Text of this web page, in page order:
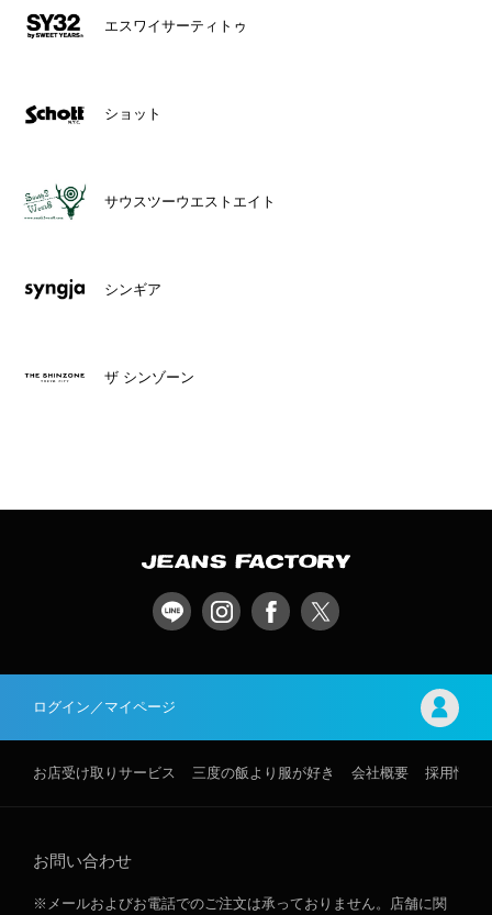
エスワイサーティトゥ
ショット
サウスツーウエストエイト
シンギア
ザ シンゾーン
ログイン／マイページ
お店受け取りサービス 三度の飯より服が好き 会社概要 採用情報
お問い合わせ
※メールおよびお電話でのご注文は承っておりません。店舗に関